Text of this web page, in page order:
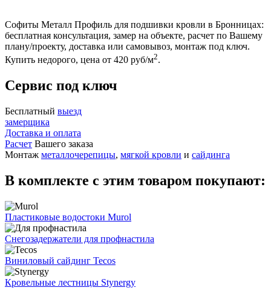
Софиты Металл Профиль для подшивки кровли в Бронницах:
бесплатная консультация, замер на объекте, расчет по Вашему
плану/проекту, доставка или самовывоз, монтаж под ключ.
Купить недорого, цена от 420 руб/м2.
Сервис под ключ
Бесплатный выезд
замерщика
Доставка и оплата
Расчет Вашего заказа
Монтаж металлочерепицы, мягкой кровли и сайдинга
В комплекте с этим товаром покупают:
Пластиковые водостоки Murol
Снегозадержатели для профнастила
Виниловый сайдинг Tecos
Кровельные лестницы Stynergy